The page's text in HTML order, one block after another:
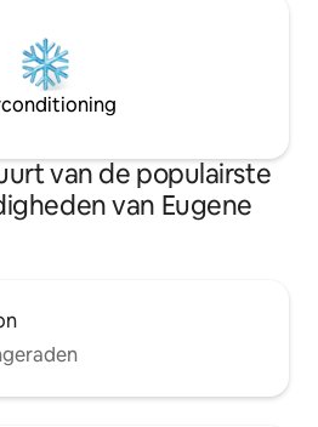
van de populairste
van Eugene